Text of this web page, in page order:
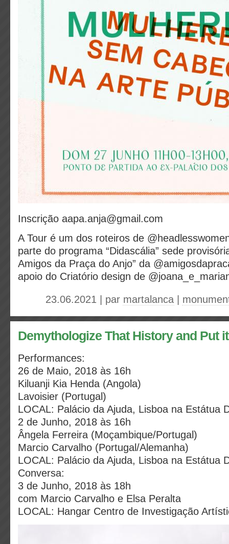
Inscrição aapa.anja@gmail.com
A Tour é um dos roteiros de
parte do programa “Didascália” sede
Amigos da Praça do Anjo” da
apoio do Criatório design de
23.06.2021 | par martalanca
Demythologize That History and Put
Performances:
26 de Maio, 2018 às 16h
Kiluanji Kia Henda (Angola)
Lavoisier (Portugal)
LOCAL: Palácio da Ajuda, Lisboa na Estátua
2 de Junho, 2018 às 16h
Ângela Ferreira (Moçambique/Portugal)
Marcio Carvalho (Portugal/Alemanha)
LOCAL: Palácio da Ajuda, Lisboa na Estátua
Conversa:
3 de Junho, 2018 às 18h
com Marcio Carvalho e Elsa Peralta
LOCAL: Hangar Centro de Investigação